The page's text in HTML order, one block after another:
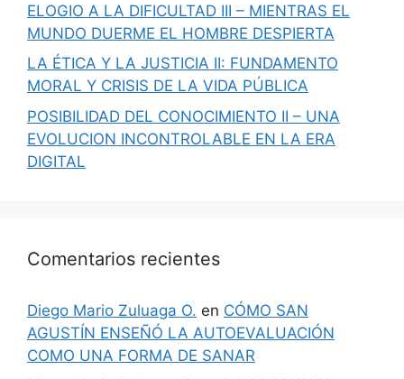
ELOGIO A LA DIFICULTAD III – MIENTRAS EL
MUNDO DUERME EL HOMBRE DESPIERTA
LA ÉTICA Y LA JUSTICIA II: FUNDAMENTO
MORAL Y CRISIS DE LA VIDA PÚBLICA
POSIBILIDAD DEL CONOCIMIENTO II – UNA
EVOLUCION INCONTROLABLE EN LA ERA
DIGITAL
Comentarios recientes
Diego Mario Zuluaga O. en CÓMO SAN
AGUSTÍN ENSEÑÓ LA AUTOEVALUACIÓN
COMO UNA FORMA DE SANAR